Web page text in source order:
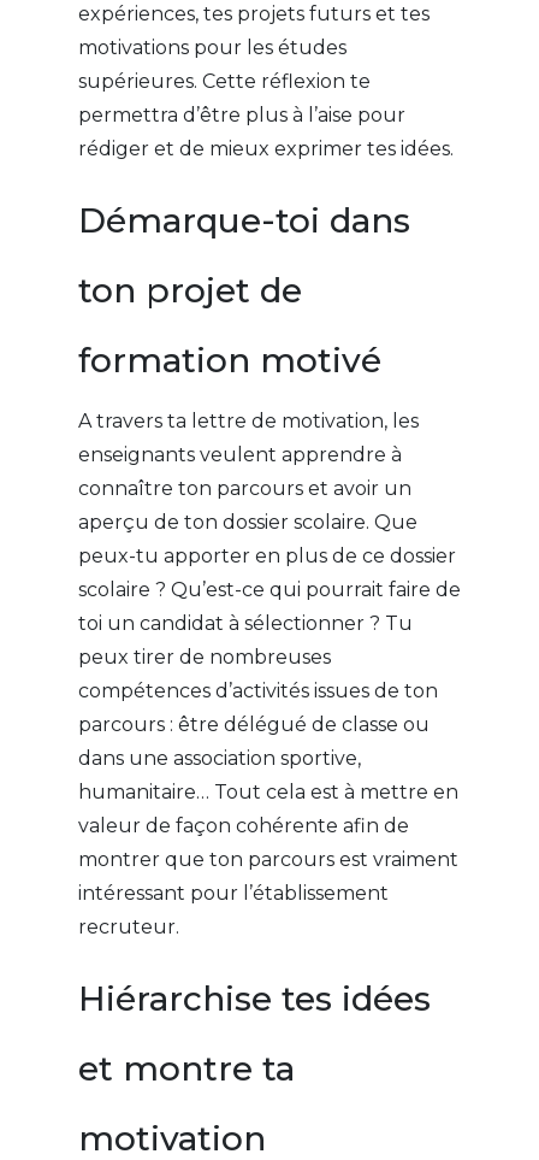
expériences, tes projets futurs et tes
motivations pour les études
supérieures. Cette réflexion te
permettra d’être plus à l’aise pour
rédiger et de mieux exprimer tes idées.
Démarque-toi dans
ton projet de
formation motivé
A travers ta lettre de motivation, les
enseignants veulent apprendre à
connaître ton parcours et avoir un
aperçu de ton dossier scolaire. Que
peux-tu apporter en plus de ce dossier
scolaire ? Qu’est-ce qui pourrait faire de
toi un candidat à sélectionner ? Tu
peux tirer de nombreuses
compétences d’activités issues de ton
parcours : être délégué de classe ou
dans une association sportive,
humanitaire… Tout cela est à mettre en
valeur de façon cohérente afin de
montrer que ton parcours est vraiment
intéressant pour l’établissement
recruteur.
Hiérarchise tes idées
et montre ta
motivation